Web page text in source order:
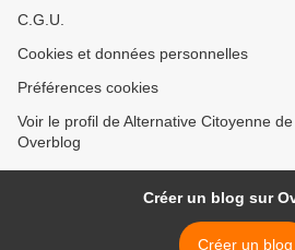
C.G.U.
Cookies et données personnelles
Préférences cookies
Voir le profil de Alternative Citoyenne
Overblog
Créer un blog sur
Créer un blog